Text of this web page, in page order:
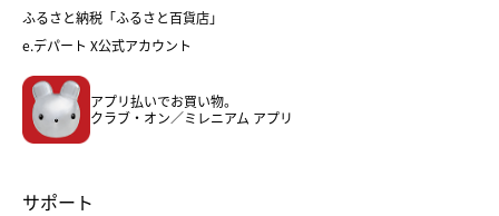
フード
ホーム・キッチン＆アート
ふるさと納税「ふるさと百貨店」
e.デパート X公式アカウント
アプリ払いでお買い物。
クラブ・オン／ミレニアム アプリ
サポート